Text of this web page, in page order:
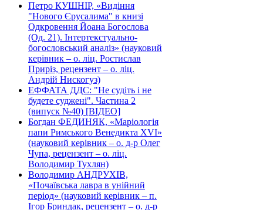
Петро КУШНІР, «Видіння
"Нового Єрусалима" в книзі
Одкровення Йоана Богослова
(Од. 21). Інтертекстуально-
богословський аналіз» (науковий
керівник – о. ліц. Ростислав
Приріз, рецензент – о. ліц.
Андрій Нискогуз)
ЕФФАТА ДДС: "Не судіть і не
будете суджені". Частина 2
(випуск №40) [ВІДЕО]
Богдан ФЕДИНЯК, «Маріологія
папи Римського Венедикта XVI»
(науковий керівник – о. д-р Олег
Чупа, рецензент – о. ліц.
Володимир Тухлян)
Володимир АНДРУХІВ,
«Почаївська лавра в унійний
період» (науковий керівник – п.
Ігор Бриндак, рецензент – о. д-р